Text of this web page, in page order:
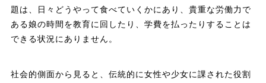
題は、日々どうやって食べていくかにあり、貴重な労働力で
ある娘の時間を教育に回したり、学費を払ったりすることは
できる状況にありません。
社会的側面から見ると、伝統的に女性や少女に課された役割